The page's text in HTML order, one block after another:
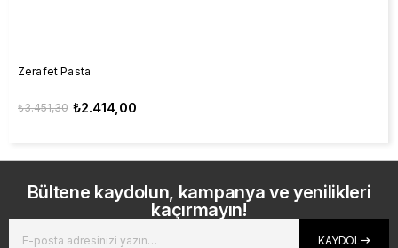
Zerafet Pasta
₺2.414,00
₺3.451,30
Bültene kaydolun, kampanya ve yenilikleri
kaçırmayın!
KAYDOL